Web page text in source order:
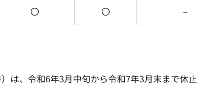
〇 〇 －
は、令和6年3月中旬から令和7年3月末まで休止